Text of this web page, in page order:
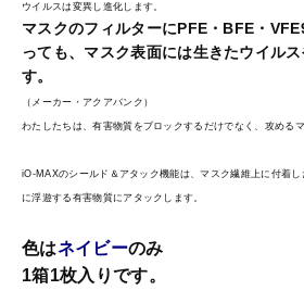
ウイルスは変異し進化します。
マスクのフィルターにPFE・BFE・
っても、マスク表面には生きたウイル
す。
（メーカー・アクアバンク）
わたしたちは、有害物質をブロックするだけでなく、攻める
iO-MAXのシールド＆アタック機能は、マスク繊維上に付着
に浮遊する有害物質にアタックします。
色はネイビーのみ
1箱1枚入りです。